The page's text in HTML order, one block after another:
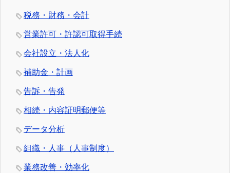
税務・財務・会計
営業許可・許認可取得手続
会社設立・法人化
補助金・計画
告訴・告発
相続・内容証明郵便等
データ分析
組織・人事（人事制度）
業務改善・効率化